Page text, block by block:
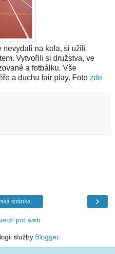
nevydali na kola, si užili
Vytvořili si družstva, ve
a fotbálku. Vše
a duchu fair play. Foto zde
›
stránka
pro web
služby Blogger.